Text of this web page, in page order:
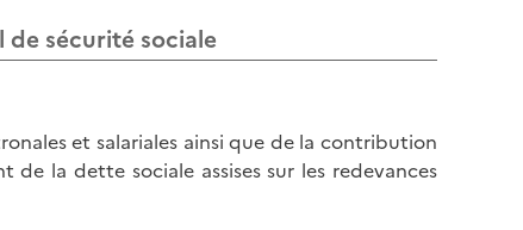
sécurité sociale
et salariales ainsi que de la contribution
la dette sociale assises sur les redevances